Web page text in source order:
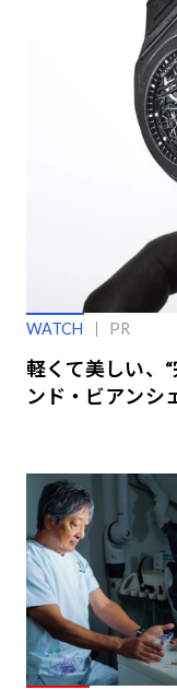
WATCH PR
軽くて美しい、
ンド・ビアンシ